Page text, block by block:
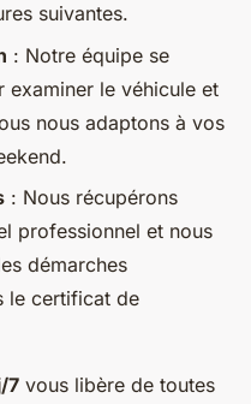
suivantes.
: Notre équipe se
examiner le véhicule et
nous adaptons à vos
: Nous récupérons
professionnel et nous
démarches
le certificat de
7 vous libère de toutes